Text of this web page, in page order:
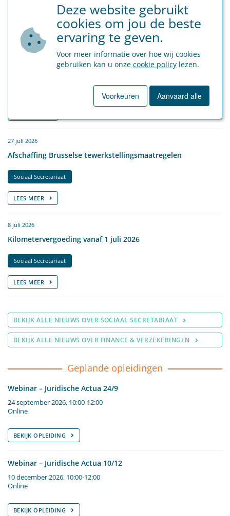
Laatste nieuws
Aanpassing leer- en stagevergoedingen vanaf 1 juli 2026
27 juli 2026
Afschaffing Brusselse tewerkstellingsmaatregelen
Sociaal Secretariaat
LEES MEER
8 juli 2026
Kilometervergoeding vanaf 1 juli 2026
Sociaal Secretariaat
LEES MEER
BEKIJK ALLE NIEUWS OVER SOCIAAL SECRETARIAAT
BEKIJK ALLE NIEUWS OVER FINANCE & VERZEKERINGEN
Geplande opleidingen
Webinar – Juridische Actua 24/9
24 september 2026, 10:00-12:00
Online
BEKIJK OPLEIDING
Webinar – Juridische Actua 10/12
10 december 2026, 10:00-12:00
Online
BEKIJK OPLEIDING
Deze website gebruikt
cookies om jou de beste
ervaring te geven.
Voor meer informatie over hoe wij cookies
gebruiken kan u onze cookie policy lezen.
Voorkeuren Aanvaard alle